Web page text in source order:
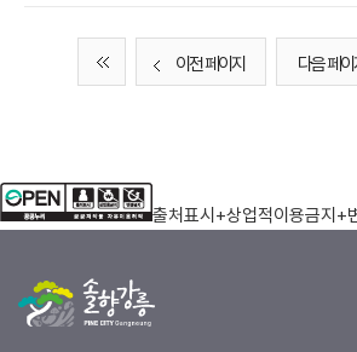
이전 페이지 다음 페이
출처표시+상업적이용금지+